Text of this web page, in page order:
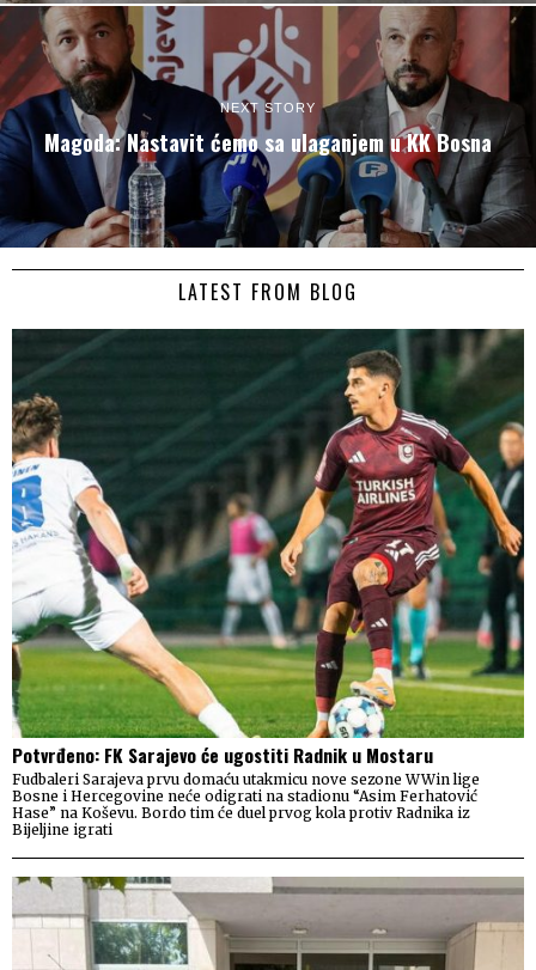
NEXT STORY
Magoda: Nastavit ćemo sa ulaganjem u KK Bosna
LATEST FROM BLOG
Potvrđeno: FK Sarajevo će ugostiti Radnik u Mostaru
Fudbaleri Sarajeva prvu domaću utakmicu nove sezone WWin lige
Bosne i Hercegovine neće odigrati na stadionu “Asim Ferhatović
Hase” na Koševu. Bordo tim će duel prvog kola protiv Radnika iz
Bijeljine igrati